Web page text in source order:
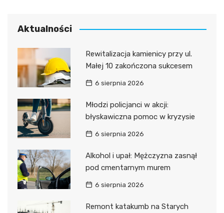
Aktualności
Rewitalizacja kamienicy przy ul.
Małej 10 zakończona sukcesem
6 sierpnia 2026
Młodzi policjanci w akcji:
błyskawiczna pomoc w kryzysie
6 sierpnia 2026
Alkohol i upał: Mężczyzna zasnął
pod cmentarnym murem
6 sierpnia 2026
Remont katakumb na Starych